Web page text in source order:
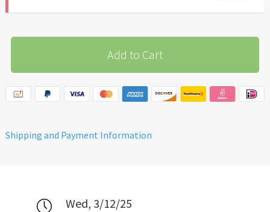
Add to Cart
Shipping and Payment Information
Wed, 3/12/25